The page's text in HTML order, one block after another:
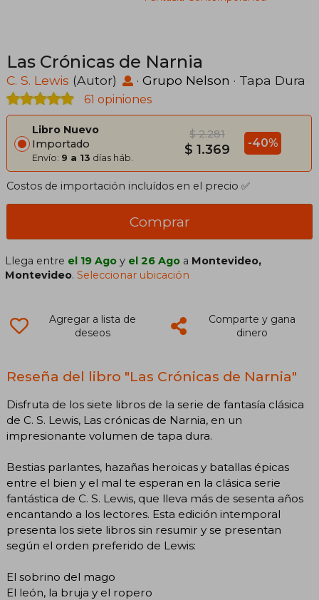
Las Crónicas de Narnia
C. S. Lewis (Autor) · Grupo Nelson · Tapa Dura
61 opiniones
Libro Nuevo
Importado
Envío: 9 a 13 días háb.
$ 2.281
$ 1.369 -40%
Costos de importación incluídos en el precio ✅
Comprar
Llega entre el 19 Ago y el 26 Ago a Montevideo,
Montevideo.Seleccionar ubicación
Agregar a lista de
deseos
Comparte y gana
dinero
Reseña del libro "Las Crónicas de Narnia"
Disfruta de los siete libros de la serie de fantasía clásica
de C. S. Lewis, Las crónicas de Narnia, en un
impresionante volumen de tapa dura.
Bestias parlantes, hazañas heroicas y batallas épicas
entre el bien y el mal te esperan en la clásica serie
fantástica de C. S. Lewis, que lleva más de sesenta años
encantando a los lectores. Esta edición intemporal
presenta los siete libros sin resumir y se presentan
según el orden preferido de Lewis:
El sobrino del mago
El león, la bruja y el ropero